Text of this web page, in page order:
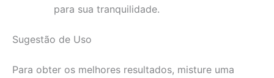
para sua tranquilidade.
Sugestão de Uso
Para obter os melhores resultados, misture uma